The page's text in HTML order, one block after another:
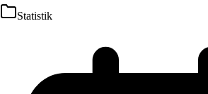
Statistik